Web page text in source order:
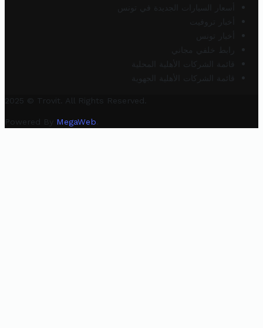
أسعار السيارات الجديدة في تونس
أخبار تروفيت
أخبار تونس
رابط خلفي مجاني
قائمة الشركات الأهلية المحلية
قائمة الشركات الأهلية الجهوية
2025 © Trovit. All Rights Reserved.
Powered By MegaWeb